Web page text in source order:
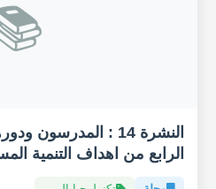
النشرة 14 :
الرابع من اهداف التنمية